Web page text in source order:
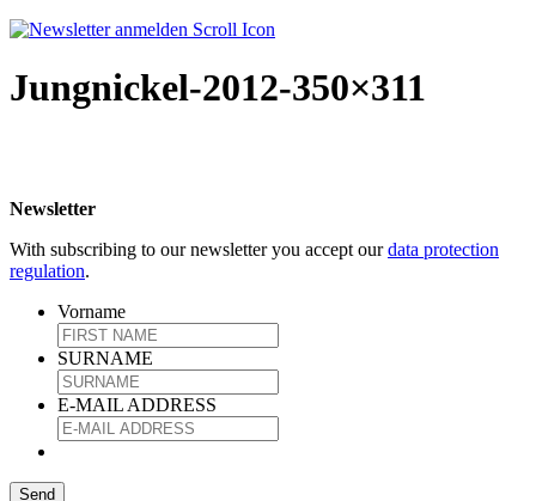
Jungnickel-2012-350×311
Newsletter
With subscribing to our newsletter you accept ourdata protection
regulation.
Vorname
SURNAME
E-MAIL ADDRESS